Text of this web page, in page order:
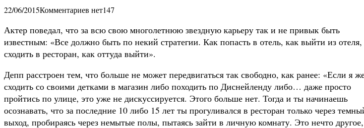
22/06/2015Комментариев нет147
Актер поведал, что за всю свою многолетнюю звездную карьеру так и не привык быть
известным: «Все должно быть по некий стратегии. Как попасть в отель, как выйти из отеля,
сходить в ресторан, как оттуда выйти».
Депп расстроен тем, что больше не может передвигаться так свободно, как ранее: «Если я
сходить со своими детками в магазин либо походить по Диснейленду либо… даже просто
пройтись по улице, это уже не дискуссируется. Этого больше нет. Тогда и ты начинаешь
осознавать, что за последние 10 либо 15 лет ты прогуливался в ресторан только через
выход, пробираясь через немытые полы, пытаясь зайти в личную комнату. Это нечто